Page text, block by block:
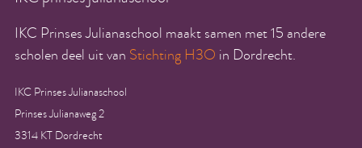
IKC Prinses Julianaschool maakt samen met 15 andere
scholen deel uit van Stichting H3O in Dordrecht.
IKC Prinses Julianaschool
Prinses Julianaweg 2
3314 KT Dordrecht